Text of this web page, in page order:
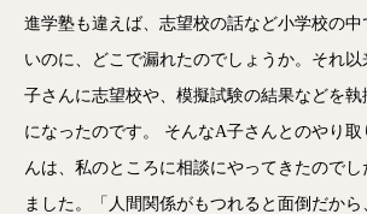
進学塾も違えば、志望校の話など小学校の
いのに、どこで漏れたのでしょうか。それ
子さんに志望校や、模擬試験の結果などを執
になったのです。 そんなA子さんとのやり取
んは、私のところに相談にやってきたので
ました。「人間関係がもつれると面倒だか